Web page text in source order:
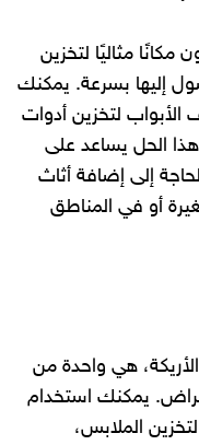
مثاليًا لتخزين
إليها بسرعة. يمكنك
لتخزين أدوات
الحل يساعد على
إلى إضافة أثاث
أو في المناطق
هي واحدة من
يمكنك استخدام
الملابس،